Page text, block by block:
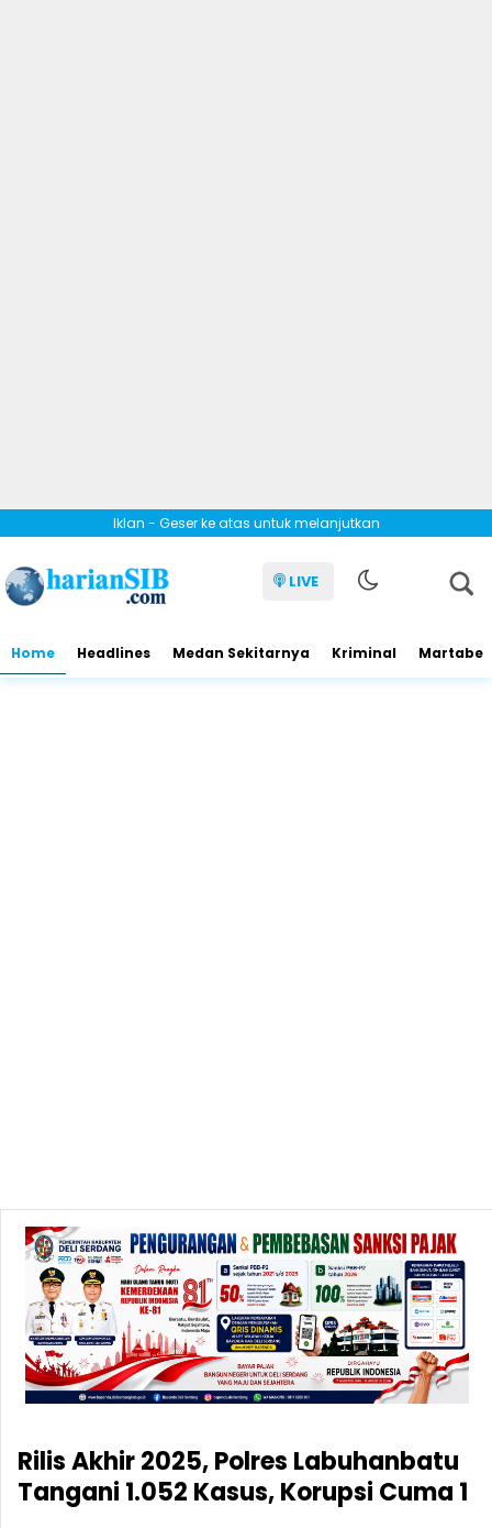
Iklan - Geser ke atas untuk melanjutkan
LIVE
Home Headlines Medan Sekitarnya Kriminal Martabe
Rilis Akhir 2025, Polres Labuhanbatu
Tangani 1.052 Kasus, Korupsi Cuma 1